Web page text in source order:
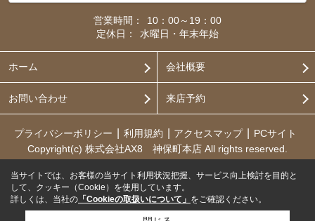
営業時間：
10：00～19：00
定休日：
水曜日・年末年始
ホーム 会社概要
お問い合わせ 来店予約
プライバシーポリシー 利用規約 アクセスマップ
PCサイト
Copyright(c) 株式会社AX8 神保町本店 All rights reserved.
当サイトでは、お客様の当サイト利用状況把握、サービス向上検討を目的と
して、クッキー（Cookie）を使用しています。
詳しくは、当社の 「Cookieの取扱いについて」 をご確認ください。